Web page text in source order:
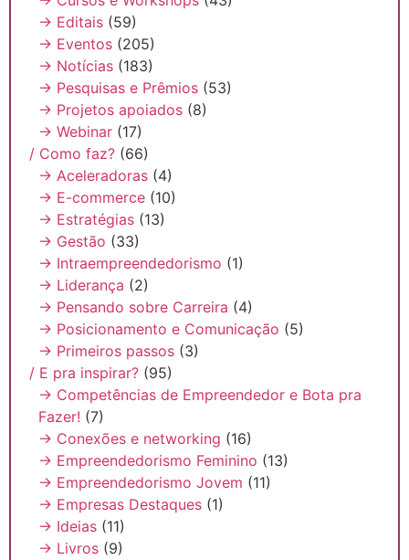
→ Editais (59)
→ Eventos (205)
→ Notícias (183)
→ Pesquisas e Prêmios (53)
→ Projetos apoiados (8)
→ Webinar (17)
/ Como faz? (66)
→ Aceleradoras (4)
→ E-commerce (10)
→ Estratégias (13)
→ Gestão (33)
→ Intraempreendedorismo (1)
→ Liderança (2)
→ Pensando sobre Carreira (4)
→ Posicionamento e Comunicação (5)
→ Primeiros passos (3)
/ E pra inspirar? (95)
→ Competências de Empreendedor e Bota pra
Fazer! (7)
→ Conexões e networking (16)
→ Empreendedorismo Feminino (13)
→ Empreendedorismo Jovem (11)
→ Empresas Destaques (1)
→ Ideias (11)
→ Livros (9)